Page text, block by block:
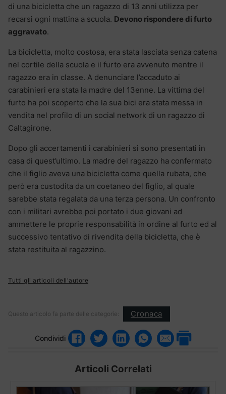
di una bicicletta che un ragazzo di 13 anni utilizza per
recarsi ogni mattina a scuola. Devono rispondere di furto
aggravato.
La bicicletta, molto costosa, era stata lasciata senza catena
nel cortile della scuola e il furto era avvenuto mentre il
ragazzo era in classe. A denunciare l’accaduto ai
carabinieri era stata la madre del 13enne. La vittima del
furto ha poi scoperto che la sua bici era stata messa in
vendita nel profilo di un social network di un ragazzo di
Caltagirone.
Dopo gli accertamenti i carabinieri si sono presentati in
casa di quest’ultimo. La madre del ragazzo ha confermato
che il figlio aveva una bicicletta come quella rubata, che
però era custodita da un coetaneo del figlio, al quale
sarebbe stata regalata da una terza persona. Un confronto
con i militari avrebbe poi portato i due giovani ad
ammettere le proprie responsabilità in ordine al furto ed al
successivo tentativo di rivendita della bicicletta, che è
stata restituita al ragazzino.
Tutti gli articoli dell'autore
Questo articolo fa parte delle categorie: Cronaca
Condividi
Articoli Correlati